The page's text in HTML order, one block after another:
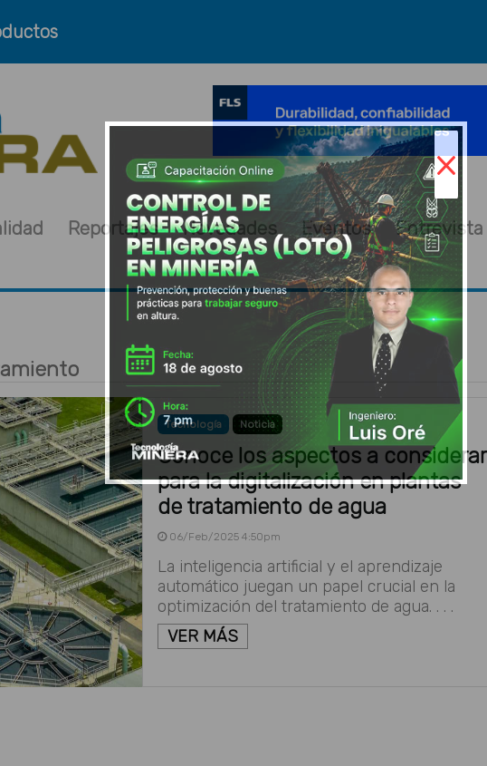
Reportajes Novedades Eventos Entrevista
Tecnología Noticia
Conoce los aspectos a considerar
para la digitalización en plantas
de tratamiento de agua
06/Feb/2025 4:50pm
La inteligencia artificial y el aprendizaje
automático juegan un papel crucial en la
optimización del tratamiento de agua. . . .
VER MÁS
×